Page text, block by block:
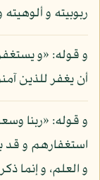
ربوبيته و
و قوله: «و
أن يغفر للذين
و قوله: «ربنا
استغفارهم و قد
و العلم، و إنما